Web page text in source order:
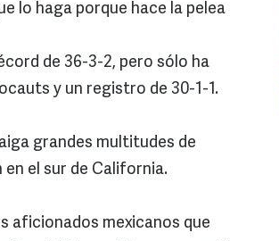
lo haga porque hace la pelea
de 36-3-2, pero sólo ha
y un registro de 30-1-1.
grandes multitudes de
el sur de California.
aficionados mexicanos que